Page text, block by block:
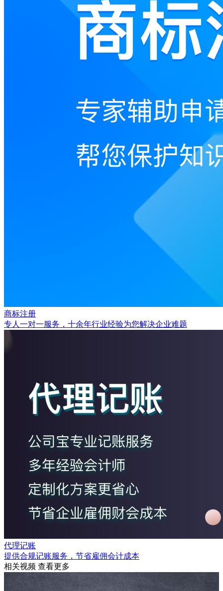
商标注册
专人一对一服务，十余年行业经验为您解决企业难题
代理记账
提供合规记账服务，节省雇佣会计成本
相关视频 查看更多